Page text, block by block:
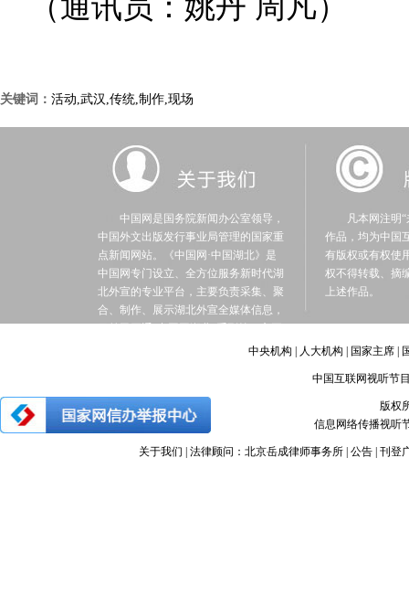
（通讯员：姚丹 周凡）
关键词： 活动,武汉,传统,制作,现场